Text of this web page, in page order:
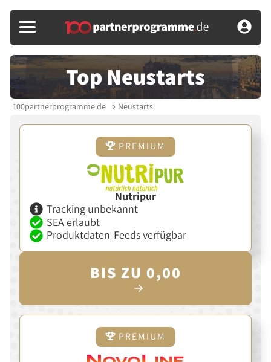
Top Neustarts
100partnerprogramme.de Neustarts
PREMIUM
Nutripur
Tracking unbekannt
SEA erlaubt
Produktdaten-Feeds verfügbar
BIS ZU 0,00
PREMIUM